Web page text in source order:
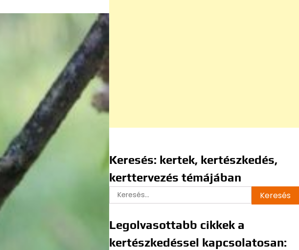
Keresés: kertek, kertészkedés,
kerttervezés témájában
Keresés:
Legolvasottabb cikkek a
kertészkedéssel kapcsolatosan: